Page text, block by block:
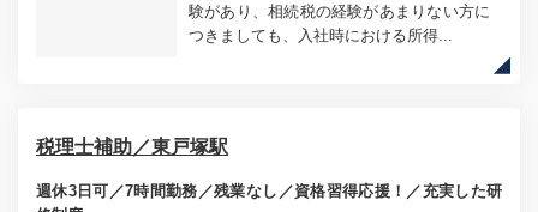
験があり、相続税の経験があまりない方に
つきましても、入社時における所得...
税理士補助／東戸塚駅
週休3日可／7時間勤務／残業なし／資格習得応援！／充実した研